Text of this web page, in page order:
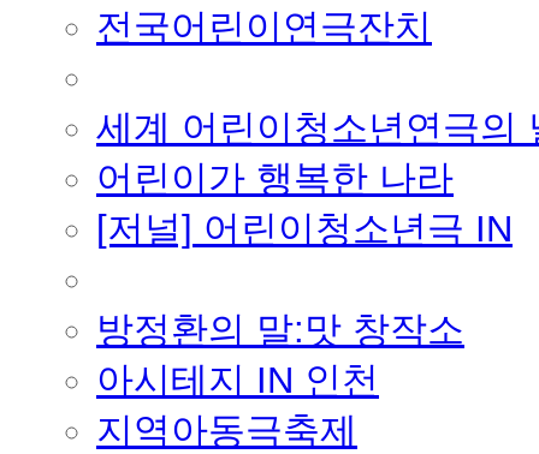
전국어린이연극잔치
세계 어린이청소년연극의
어린이가 행복한 나라
[저널] 어린이청소년극 IN
방정환의 말:맛 창작소
아시테지 IN 인천
지역아동극축제